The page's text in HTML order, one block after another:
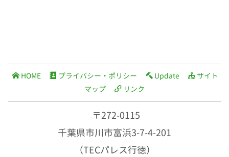
HOME プライバシー・ポリシー Update
サイト
マップ
リンク
〒272-0115
千葉県市川市富浜3-7-4-201
（TECパレス行徳）